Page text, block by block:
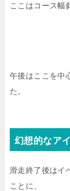
ここはコース幅
午後はここを中
た。
幻想的なア
滑走終了後はイ
ことに、